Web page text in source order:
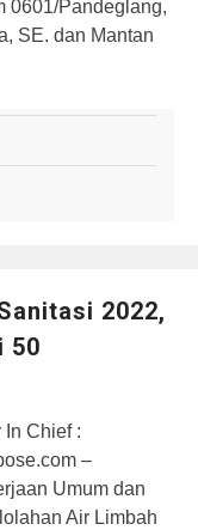
0601/Pandeglang,
SE. dan Mantan
2022,
50
In Chief :
–
Umum dan
Air Limbah